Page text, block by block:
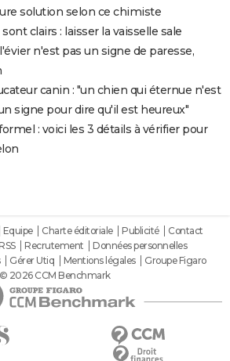
solution selon ce chimiste
clairs : laisser la vaisselle sale
n'est pas un signe de paresse,
canin : "un chien qui éternue n'est
signe pour dire qu'il est heureux"
: voici les 3 détails à vérifier pour
Equipe Charte éditoriale Publicité
Contact
RSS Recrutement
Données personnelles
Gérer Utiq Mentions légales
Groupe Figaro
© 2026 CCM Benchmark